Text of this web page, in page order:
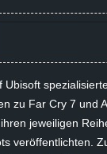
zu Far Cry 7 und
jeweiligen
veröffentlichten.